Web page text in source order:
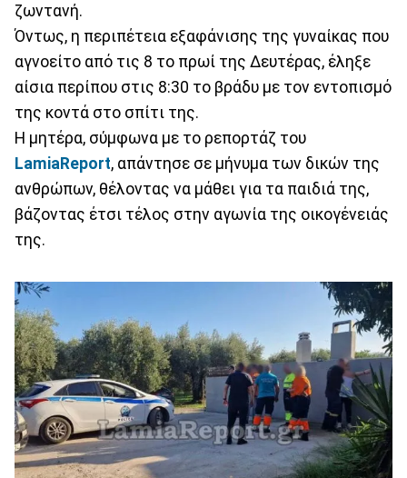
ζωντανή.
Όντως, η περιπέτεια εξαφάνισης της γυναίκας που
αγνοείτο από τις 8 το πρωί της Δευτέρας, έληξε
αίσια περίπου στις 8:30 το βράδυ με τον εντοπισμό
της κοντά στο σπίτι της.
Η μητέρα, σύμφωνα με το ρεπορτάζ του
LamiaReport, απάντησε σε μήνυμα των δικών της
ανθρώπων, θέλοντας να μάθει για τα παιδιά της,
βάζοντας έτσι τέλος στην αγωνία της οικογένειάς
της.